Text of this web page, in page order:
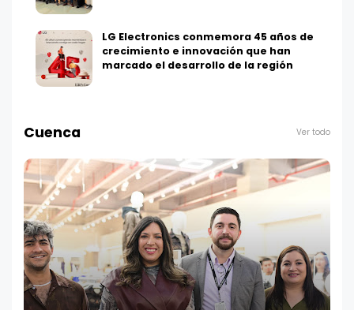
LG Electronics conmemora 45 años de
crecimiento e innovación que han
marcado el desarrollo de la región
Cuenca Ver todo